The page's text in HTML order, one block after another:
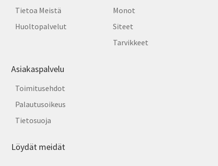
Tietoa Meistä
Huoltopalvelut
Monot
Siteet
Tarvikkeet
Asiakaspalvelu
Toimitusehdot
Palautusoikeus
Tietosuoja
Löydät meidät